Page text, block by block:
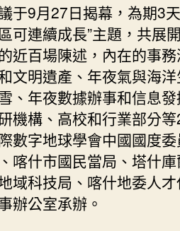
于9月27日揭幕，為期3
可連續成長”主題，共展
近百場陳述，內在的事
文明遺產、年夜氣與海
、年夜數據辦事和信息
機構、高校和行業部分
數字地球學會中國國度
喀什市國民當局、塔什
域科技局、喀什地委人
辦公室承辦。